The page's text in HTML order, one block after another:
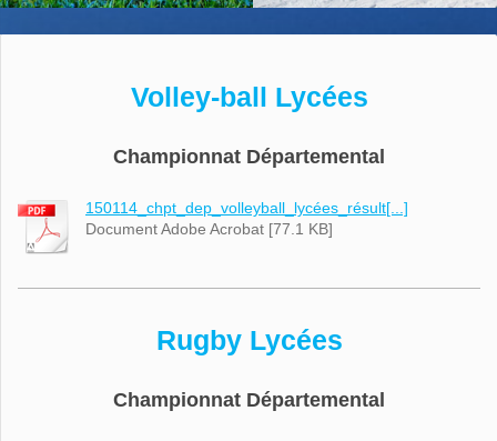
Volley-ball Lycées
Championnat Départemental
150114_chpt_dep_volleyball_lycées_résult[...]
Document Adobe Acrobat [77.1 KB]
Rugby Lycées
Championnat Départemental